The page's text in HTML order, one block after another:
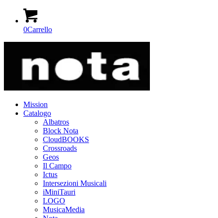
0Carrello
Mission
Catalogo
Albatros
Block Nota
CloudBOOKS
Crossroads
Geos
Il Campo
Ictus
Intersezioni Musicali
iMiniTauri
LOGO
MusicaMedia